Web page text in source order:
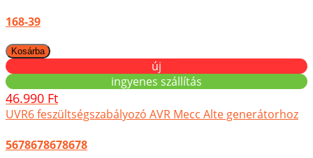
168-39
új
ingyenes szállítás
46.990 Ft
UVR6 feszültségszabályozó AVR Mecc Alte generátorhoz
5678678678678